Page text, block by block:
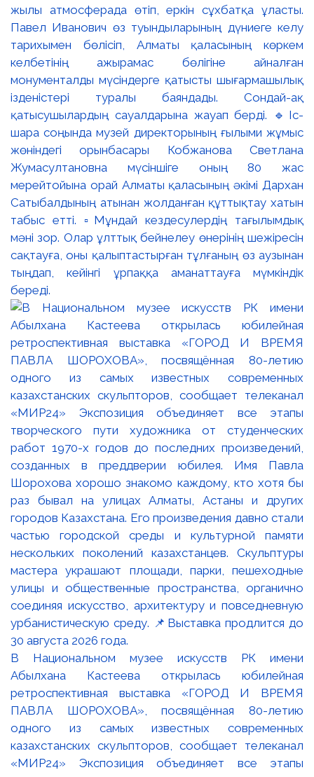
жылы атмосферада өтіп, еркін сұхбатқа ұласты.
Павел Иванович өз туындыларының дүниеге келу
тарихымен бөлісіп, Алматы қаласының көркем
келбетінің ажырамас бөлігіне айналған
монументалды мүсіндерге қатысты шығармашылық
ізденістері туралы баяндады. Сондай-ақ
қатысушылардың сауалдарына жауап берді. 🔹Іс-
шара соңында музей директорының ғылыми жұмыс
жөніндегі орынбасары Кобжанова Светлана
Жумасултановна мүсіншіге оның 80 жас
мерейтойына орай Алматы қаласының әкімі Дархан
Сатыбалдының атынан жолданған құттықтау хатын
табыс етті. ▫️Мұндай кездесулердің тағылымдық
мәні зор. Олар ұлттық бейнелеу өнерінің шежіресін
сақтауға, оны қалыптастырған тұлғаның өз аузынан
тыңдап, кейінгі ұрпаққа аманаттауға мүмкіндік
береді.
В Национальном музее искусств РК имени
Абылхана Кастеева открылась юбилейная
ретроспективная выставка «ГОРОД И ВРЕМЯ
ПАВЛА ШОРОХОВА», посвящённая 80-летию
одного из самых известных современных
казахстанских скульпторов, сообщает телеканал
«МИР24» Экспозиция объединяет все этапы